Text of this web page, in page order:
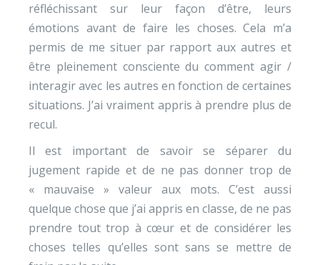
réfléchissant sur leur façon d’être, leurs
émotions avant de faire les choses. Cela m’a
permis de me situer par rapport aux autres et
être pleinement consciente du comment agir /
interagir avec les autres en fonction de certaines
situations. J’ai vraiment appris à prendre plus de
recul.
Il est important de savoir se séparer du
jugement rapide et de ne pas donner trop de
« mauvaise » valeur aux mots. C’est aussi
quelque chose que j’ai appris en classe, de ne pas
prendre tout trop à cœur et de considérer les
choses telles qu’elles sont sans se mettre de